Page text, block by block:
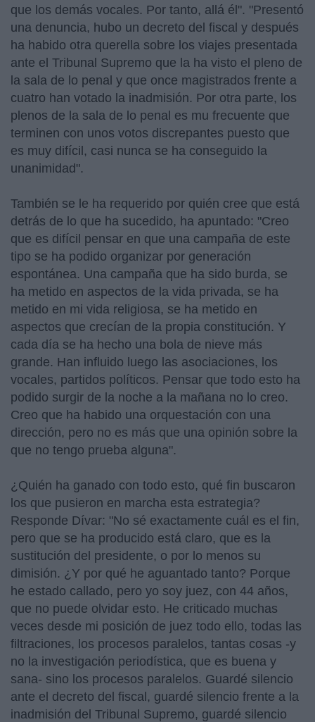
que los demás vocales. Por tanto, allá él". "Presentó
una denuncia, hubo un decreto del fiscal y después
ha habido otra querella sobre los viajes presentada
ante el Tribunal Supremo que la ha visto el pleno de
la sala de lo penal y que once magistrados frente a
cuatro han votado la inadmisión. Por otra parte, los
plenos de la sala de lo penal es mu frecuente que
terminen con unos votos discrepantes puesto que
es muy difícil, casi nunca se ha conseguido la
unanimidad".
También se le ha requerido por quién cree que está
detrás de lo que ha sucedido, ha apuntado: "Creo
que es difícil pensar en que una campaña de este
tipo se ha podido organizar por generación
espontánea. Una campaña que ha sido burda, se
ha metido en aspectos de la vida privada, se ha
metido en mi vida religiosa, se ha metido en
aspectos que crecían de la propia constitución. Y
cada día se ha hecho una bola de nieve más
grande. Han influido luego las asociaciones, los
vocales, partidos políticos. Pensar que todo esto ha
podido surgir de la noche a la mañana no lo creo.
Creo que ha habido una orquestación con una
dirección, pero no es más que una opinión sobre la
que no tengo prueba alguna".
¿Quién ha ganado con todo esto, qué fin buscaron
los que pusieron en marcha esta estrategia?
Responde Dívar: "No sé exactamente cuál es el fin,
pero que se ha producido está claro, que es la
sustitución del presidente, o por lo menos su
dimisión. ¿Y por qué he aguantado tanto? Porque
he estado callado, pero yo soy juez, con 44 años,
que no puede olvidar esto. He criticado muchas
veces desde mi posición de juez todo ello, todas las
filtraciones, los procesos paralelos, tantas cosas -y
no la investigación periodística, que es buena y
sana- sino los procesos paralelos. Guardé silencio
ante el decreto del fiscal, guardé silencio frente a la
inadmisión del Tribunal Supremo, guardé silencio